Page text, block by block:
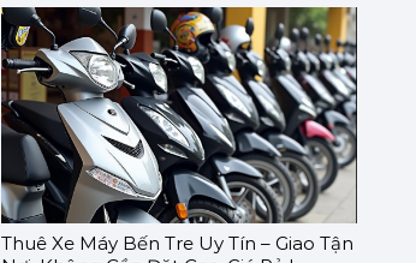
Thuê Xe Máy Bến Tre Uy Tín – Giao Tận